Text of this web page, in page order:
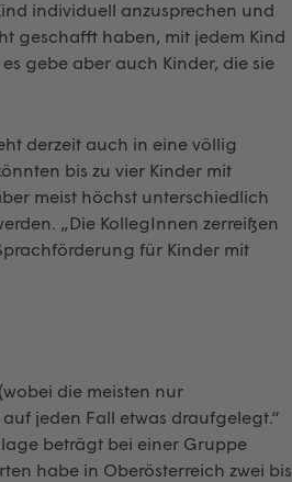
individuell anzusprechen und
geschafft haben, mit jedem Kind
gebe aber auch Kinder, die sie
derzeit auch in eine völlig
bis zu vier Kinder mit
meist höchst unterschiedlich
„Die KollegInnen zerreißen
für Kinder mit
die meisten nur
jeden Fall etwas draufgelegt.“
beträgt bei einer Gruppe
habe in Oberösterreich zwei bis